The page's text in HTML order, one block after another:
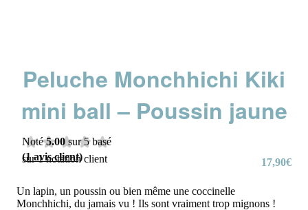
Peluche Monchhichi Kiki
mini ball – Poussin jaune
Noté5.00 sur 5 basé
sur1notation client
(1avis client) 17,90€
Un lapin, un poussin ou bien même une coccinelle
Monchhichi, du jamais vu ! Ils sont vraiment trop mignons !